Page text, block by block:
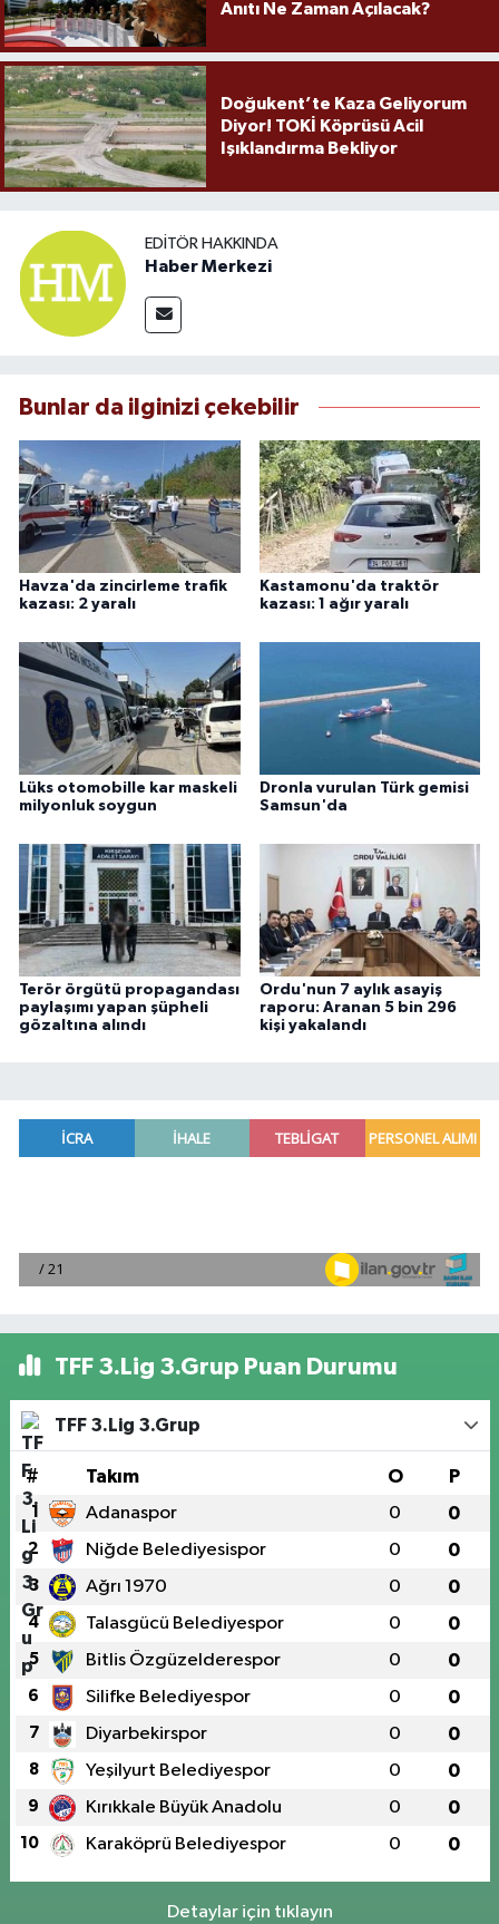
Anıtı Ne Zaman Açılacak?
Doğukent’te Kaza Geliyorum
Diyor! TOKİ Köprüsü Acil
Işıklandırma Bekliyor
EDITÖR HAKKINDA
Haber Merkezi
Bunlar da ilginizi çekebilir
Havza'da zincirleme trafik
kazası: 2 yaralı
Kastamonu'da traktör
kazası: 1 ağır yaralı
Lüks otomobille kar maskeli
milyonluk soygun
Dronla vurulan Türk gemisi
Samsun'da
Terör örgütü propagandası
paylaşımı yapan şüpheli
gözaltına alındı
Ordu'nun 7 aylık asayiş
raporu: Aranan 5 bin 296
kişi yakalandı
TFF 3.Lig 3.Grup Puan Durumu
TFF 3.Lig 3.Grup
# Takım O P
1 Adanaspor 0 0
2 Niğde Belediyesispor 0 0
3 Ağrı 1970 0 0
4 Talasgücü Belediyespor 0 0
5 Bitlis Özgüzelderespor 0 0
6 Silifke Belediyespor 0 0
7 Diyarbekirspor 0 0
8 Yeşilyurt Belediyespor 0 0
9 Kırıkkale Büyük Anadolu 0 0
10 Karaköprü Belediyespor 0 0
Detaylar için tıklayın